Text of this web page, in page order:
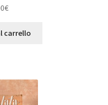
€
carrello